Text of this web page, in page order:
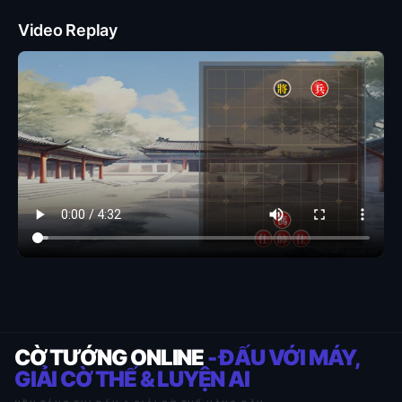
Video Replay
CỜ TƯỚNG ONLINE- ĐẤU VỚI MÁY,
GIẢI CỜ THẾ & LUYỆN AI